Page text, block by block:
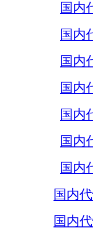
国内
国内
国内
国内
国内
国内
国内
国内
国内